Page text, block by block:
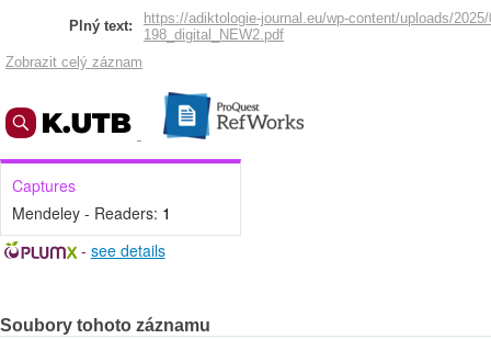
Plný text:
https://adiktologie-journal.eu/wp-content/uploads/
198_digital_NEW2.pdf
Zobrazit celý záznam
Captures
Mendeley - Readers: 1
- see details
Soubory tohoto záznamu